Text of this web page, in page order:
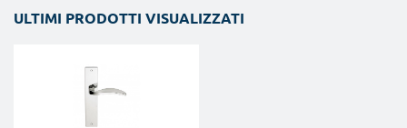
ULTIMI PRODOTTI VISUALIZZATI